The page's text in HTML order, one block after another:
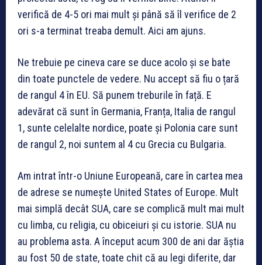
verifică de 4-5 ori mai mult și până să îl verifice de 2
ori s-a terminat treaba demult. Aici am ajuns.
Ne trebuie pe cineva care se duce acolo și se bate
din toate punctele de vedere. Nu accept să fiu o țară
de rangul 4 în EU. Să punem treburile în față. E
adevărat că sunt în Germania, Franța, Italia de rangul
1, sunte celelalte nordice, poate și Polonia care sunt
de rangul 2, noi suntem al 4 cu Grecia cu Bulgaria.
Am intrat într-o Uniune Europeană, care în cartea mea
de adrese se numește United States of Europe. Mult
mai simplă decât SUA, care se complică mult mai mult
cu limba, cu religia, cu obiceiuri și cu istorie. SUA nu
au problema asta. A început acum 300 de ani dar ăștia
au fost 50 de state, toate chit că au legi diferite, dar